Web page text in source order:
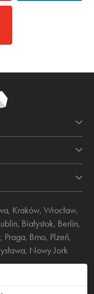
, Kraków, Wrocław,
, Białystok, Berlin,
, Praga, Brno, Plzeň,
, Nowy Jork
14 lokal 2